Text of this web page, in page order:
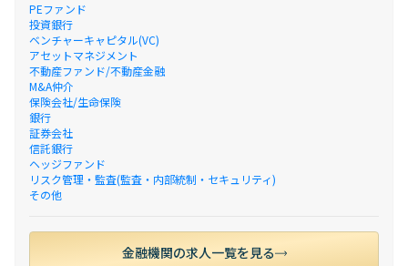
PEファンド
投資銀行
ベンチャーキャピタル(VC)
アセットマネジメント
不動産ファンド/不動産金融
M&A仲介
保険会社/生命保険
銀行
証券会社
信託銀行
ヘッジファンド
リスク管理・監査(監査・内部統制・セキュリティ)
その他
金融機関の求人一覧を見る